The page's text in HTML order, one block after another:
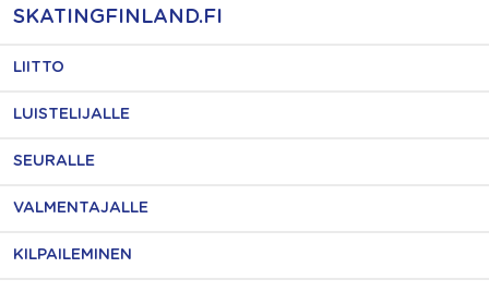
SKATINGFINLAND.FI
LIITTO
LUISTELIJALLE
SEURALLE
VALMENTAJALLE
KILPAILEMINEN